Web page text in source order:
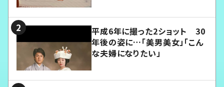
平成6年に撮った2ショット 30
年後の姿に…「美男美女」「こん
な夫婦になりたい」